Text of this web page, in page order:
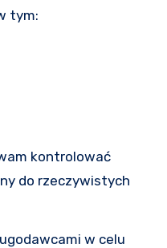
tym:
kontrolować
do rzeczywistych
w celu